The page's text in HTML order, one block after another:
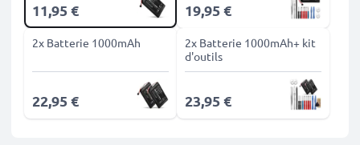
11,95 € 19,95 €
2x Batterie 1000mAh
22,95 €
2x Batterie 1000mAh+ kit
d'outils
23,95 €